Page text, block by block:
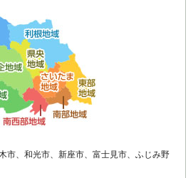
市、和光市、新座市、富士見市、ふじみ野